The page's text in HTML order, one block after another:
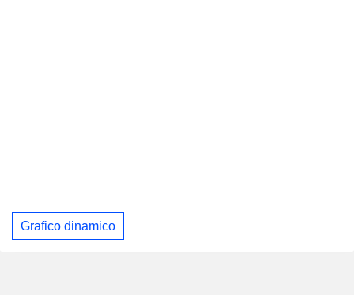
Grafico dinamico